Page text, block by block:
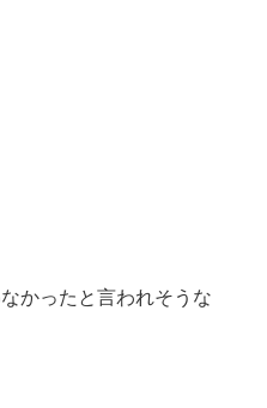
かったと言われそうな